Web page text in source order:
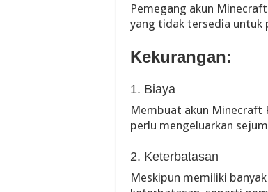
Pemegang akun
yang tidak tersedia untuk
Kekurangan:
1. Biaya
Membuat akun Minecraft
perlu mengeluarkan
2. Keterbatasan
Meskipun memiliki